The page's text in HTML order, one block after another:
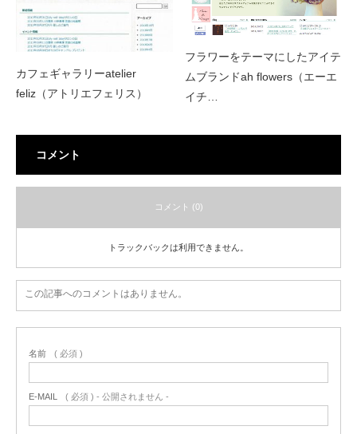
カフェギャラリーatelier
feliz（アトリエフェリス）
フラワーをテーマにしたアイテ
ムブランドah flowers（エーエ
イチ…
コメント
コメント (0)
トラックバックは利用できません。
この記事へのコメントはありません。
名前 ( 必須 )
E-MAIL ( 必須 ) - 公開されません -